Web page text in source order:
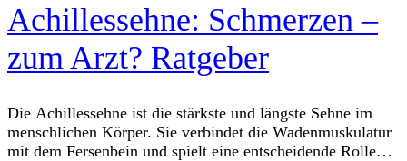
Achillessehne: Schmerzen –
zum Arzt? Ratgeber
Die Achillessehne ist die stärkste und längste Sehne im
menschlichen Körper. Sie verbindet die Wadenmuskulatur
mit dem Fersenbein und spielt eine entscheidende Rolle